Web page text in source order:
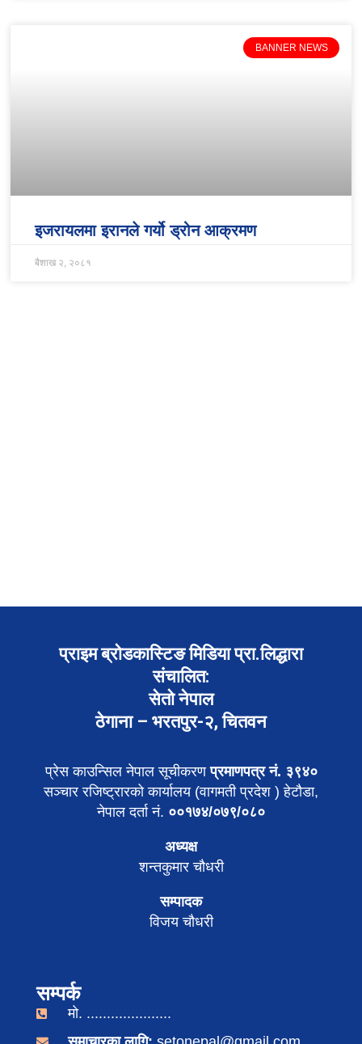
BANNER NEWS
इजरायलमा इरानले गर्यो ड्रोन आक्रमण
बैशाख २, २०८१
प्राइम ब्रोडकास्टिङ मिडिया प्रा.लिद्धारा
संचालित:
सेतो नेपाल
ठेगाना – भरतपुर-२, चितवन
प्रेस काउन्सिल नेपाल सूचीकरणप्रमाणपत्र नं. ३९४०
सञ्चार रजिष्ट्रारको कार्यालय (वागमती प्रदेश ) हेटौडा,
नेपाल दर्ता नं. ००१७४/०७९/०८०
अध्यक्ष
शन्तकुमार चौधरी
सम्पादक
विजय चौधरी
सम्पर्क
मो. .....................